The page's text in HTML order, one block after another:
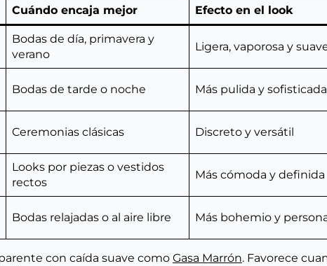
Cuándo encaja mejor Efecto en el look
Bodas de día, primavera y
verano
Ligera, vaporosa y
Bodas de tarde o noche Más pulida y sofisticada
Ceremonias clásicas Discreto y versátil
Looks por piezas o vestidos
rectos
Más cómoda y definida
Bodas relajadas o al aire libre Más bohemio y
con caída suave como Gasa Marrón. Favorece